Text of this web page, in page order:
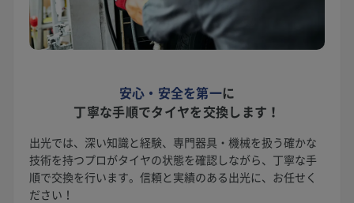
安心・安全を第一に
丁寧な手順でタイヤを交換します！
出光では、深い知識と経験、専門器具・機械を扱う確かな
技術を持つプロがタイヤの状態を確認しながら、丁寧な手
順で交換を行います。信頼と実績のある出光に、お任せく
ださい！